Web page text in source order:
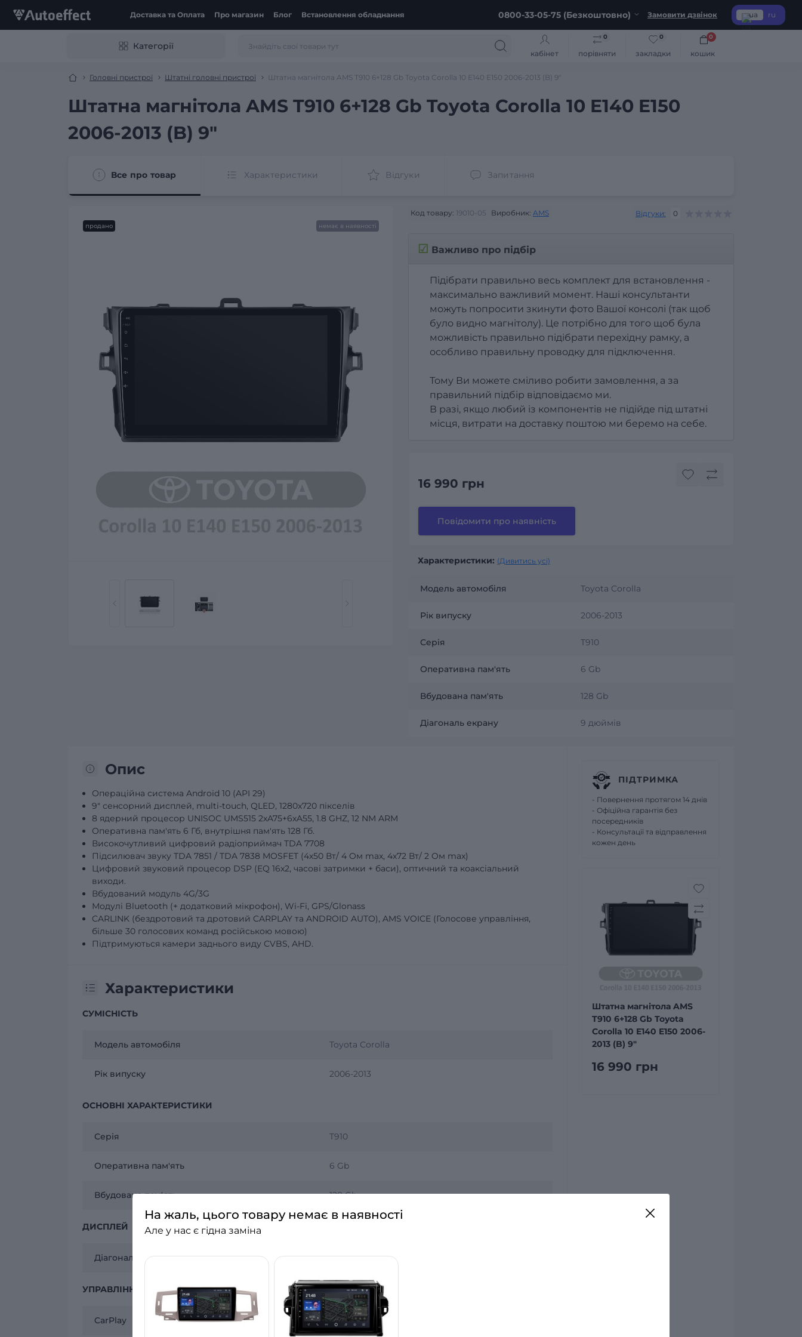
Доставка та Оплата Про магазин Блог Встановлення обладнання 0800-33-05-75 (Безкоштовно) Замовити дзвінок ua ru
Категорії
кабінет порівняти
0
закладки
0
кошик
0
Головні пристрої Штатні головні пристрої Штатна магнітола AMS T910 6+128 Gb Toyota Corolla 10 E140 E150 2006-2013 (B) 9"
Штатна магнітола AMS T910 6+128 Gb Toyota Corolla 10 E140 E150
2006-2013 (B) 9"
Все про товар Характеристики Відгуки Запитання
продано немає в наявності
Код товару: 19010-05 Виробник: AMS Відгуки: 0
☑ Важливо про підбір
Підібрати правильно весь комплект для встановлення -
максимально важливий момент. Наші консультанти
можуть попросити зкинути фото Вашої консолі (так щоб
було видно магнітолу). Це потрібно для того щоб була
можливість правильно підібрати перехідну рамку, а
особливо правильну проводку для підключення.
Тому Ви можете сміливо робити замовлення, а за
правильний підбір відповідаємо ми.
В разі, якщо любий із компонентів не підійде під штатні
місця, витрати на доставку поштою ми беремо на себе.
16 990 грн
Повідомити про наявність
Характеристики: (Дивитись усі)
Модель автомобіля Toyota Corolla
Рік випуску 2006-2013
Серія T910
Оперативна пам'ять 6 Gb
Вбудована пам'ять 128 Gb
Діагональ екрану 9 дюймів
Опис
Операційна система Android 10 (API 29)
9" сенсорний дисплей, multi-touch, QLED, 1280x720 пікселів
8 ядерний процесор UNISOC UMS515 2хA75+6хA55, 1.8 GHZ, 12 NM ARM
Оперативна пам'ять 6 Гб, внутрішня пам'ять 128 Гб.
Високочутливий цифровий радіоприймач TDA 7708
Підсилювач звуку TDA 7851 / TDA 7838 MOSFET (4х50 Вт/ 4 Oм max, 4х72 Вт/ 2 Oм max)
Цифровий звуковий процесор DSP (EQ 16x2, часові затримки + баси), оптичний та коаксіальний
виходи.
Вбудований модуль 4G/3G
Модулі Bluetooth (+ додатковий мікрофон), Wi-Fi, GPS/Glonass
CARLINK (бездротовий та дротовий CARPLAY та ANDROID AUTO), AMS VOICE (Голосове управління,
більше 30 голосових команд російською мовою)
Підтримуються камери заднього виду CVBS, AHD.
Характеристики
СУМІСНІСТЬ
Модель автомобіля Toyota Corolla
Рік випуску 2006-2013
ОСНОВНІ ХАРАКТЕРИСТИКИ
Серія T910
Оперативна пам'ять 6 Gb
Вбудована пам'ять 128 Gb
ДИСПЛЕЙ
Діагональ екрану 9 дюймів
УПРАВЛІННЯ
CarPlay Є
ПІДТРИМКА
- Повернення протягом 14 днів
- Офіційна гарантія без
посередників
- Консультації та відправлення
кожен день
Штатна магнітола AMS
T910 6+128 Gb Toyota
Corolla 10 E140 E150 2006-
2013 (B) 9"
16 990 грн
На жаль, цього товару немає в наявності
Але у нас є гідна заміна